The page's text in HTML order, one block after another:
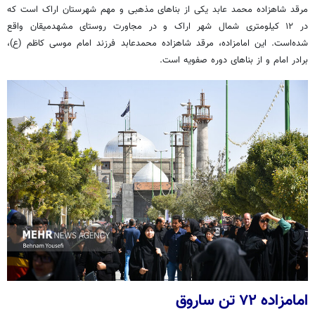
مرقد شاهزاده محمد عابد یکی از بناهای مذهبی و مهم شهرستان اراک است که
در ۱۲ کیلومتری شمال شهر اراک و در مجاورت روستای مشهدمیقان واقع
شده‌است. این امامزاده، مرقد شاهزاده محمدعابد فرزند امام موسی کاظم (ع)،
برادر امام و از بناهای دوره صفویه است.
امامزاده ۷۲ تن ساروق